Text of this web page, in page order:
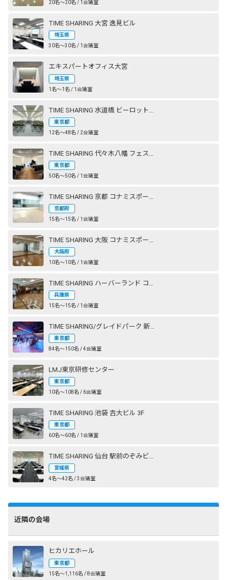
20名〜20名 / 1会議室
TIME SHARING 大宮 逸見ビル
埼玉県
30名〜30名 / 1会議室
エキスパートオフィス大宮
埼玉県
1名〜1名 / 1会議室
東京都
12名〜48名 / 2会議室
東京都
50名〜50名 / 1会議室
京都府
15名〜15名 / 1会議室
大阪府
10名〜10名 / 1会議室
兵庫県
15名〜15名 / 1会議室
TIME SHARING/グレイドパーク 新橋駅前（銀座口）
東京都
84名〜150名 / 4会議室
LMJ東京研修センター
東京都
10名〜108名 / 6会議室
TIME SHARING 池袋 吉大ビル 3F
東京都
60名〜60名 / 1会議室
TIME SHARING 仙台 駅前のぞみビル
宮城県
4名〜42名 / 3会議室
近隣の会場
ヒカリエホール
東京都
15名〜1,116名 / 8会議室